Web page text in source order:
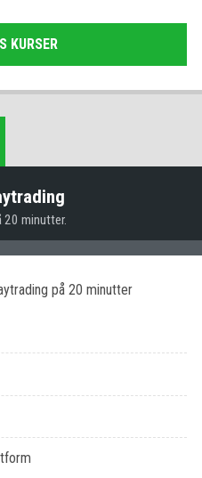
KURSER
minutter.
på 20 minutter